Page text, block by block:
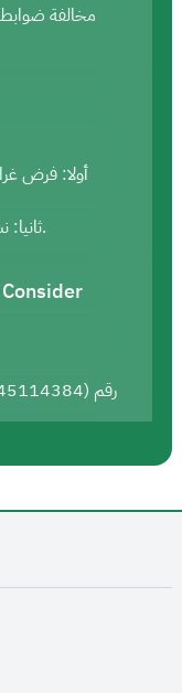
مخالفة ضوابط
أولا: فرض
ثانيا: نشر هذه العقوبة في الموقع الإلكتروني للهيئة.
رقم (45114384/ق/1445هـ) وتاريخ (26/05/1445هـ)